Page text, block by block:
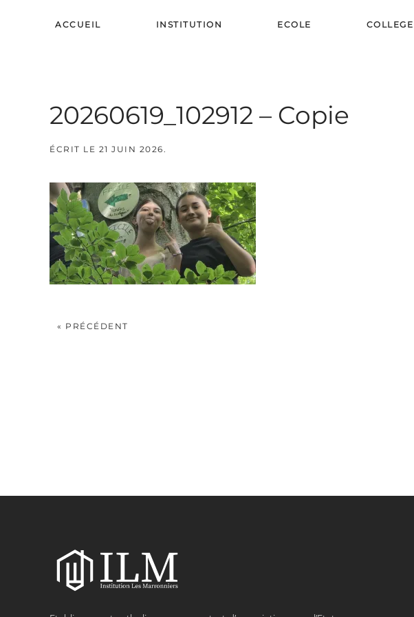
ACCUEIL INSTITUTION ECOLE COLLEGE
20260619_102912 – Copie
ÉCRIT LE 21 JUIN 2026.
« PRÉCÉDENT